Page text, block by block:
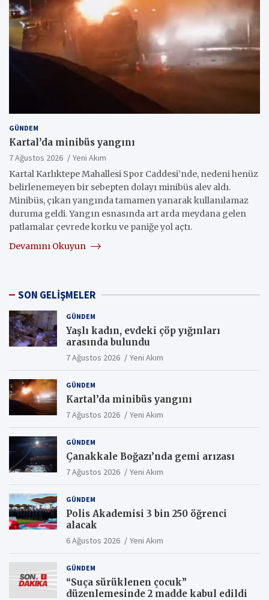
GÜNDEM
Kartal’da minibüs yangını
7 Ağustos 2026
Yeni Akım
Kartal Karlıktepe Mahallesi Spor Caddesi’nde, nedeni henüz
belirlenemeyen bir sebepten dolayı minibüs alev aldı.
Minibüs, çıkan yangında tamamen yanarak kullanılamaz
duruma geldi. Yangın esnasında art arda meydana gelen
patlamalar çevrede korku ve paniğe yol açtı.
Devamını Okuyun
SON GELİŞMELER
GÜNDEM
Yaşlı kadın, evdeki çöp yığınları
arasında bulundu
7 Ağustos 2026 Yeni Akım
GÜNDEM
Kartal’da minibüs yangını
7 Ağustos 2026 Yeni Akım
GÜNDEM
Çanakkale Boğazı’nda gemi arızası
7 Ağustos 2026 Yeni Akım
GÜNDEM
Polis Akademisi 3 bin 250 öğrenci
alacak
6 Ağustos 2026 Yeni Akım
GÜNDEM
“Suça sürüklenen çocuk”
düzenlemesinde 2 madde kabul edildi